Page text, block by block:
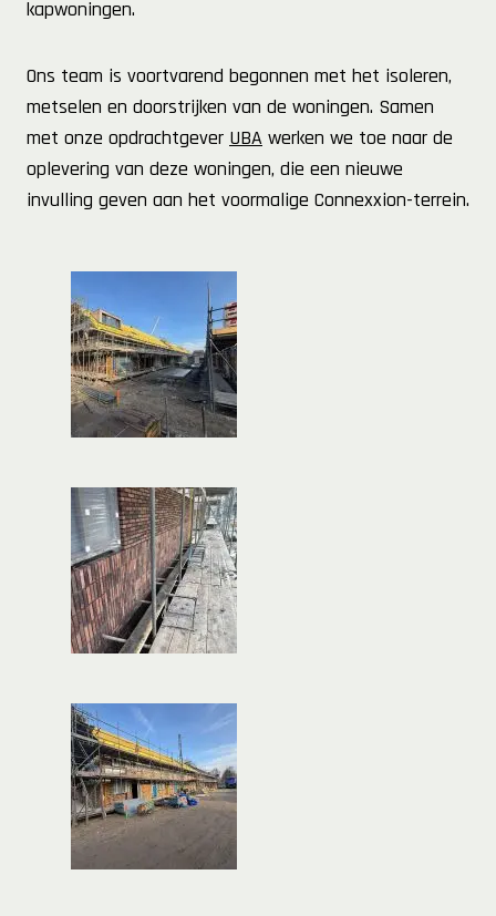
kapwoningen.
Ons team is voortvarend begonnen met het isoleren,
metselen en doorstrijken van de woningen. Samen
met onze opdrachtgever UBA werken we toe naar de
oplevering van deze woningen, die een nieuwe
invulling geven aan het voormalige Connexxion-terrein.